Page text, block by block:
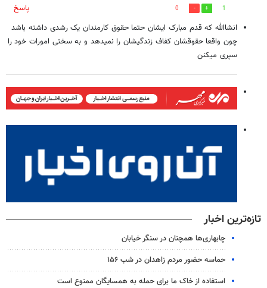
1
0
پاسخ
انشاالله که قدم مبارک ایشان حتما حقوق کارمندان یک رشدی داشته باشد
چون واقعا حقوقشان کفاف زندگیشان را نمیدهد و به سختی امورات خود را
سپری میکنن
تازه‌ترین اخبار
چابهاری‌ها همچنان در سنگر خیابان
حماسه حضور مردم زاهدان در شب ۱۵۶
استفاده از خاک ما برای حمله به همسایگان ممنوع است